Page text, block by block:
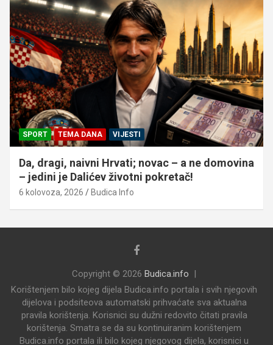
KULTURA VIJESTI
Apševački čuvari tradicije
6 kolovoza, 2026 Budica Info
Copyright © 2026 Budica.info
Korištenjem bilo kojeg dijela Budica.info portala i svih njegovih
dijelova i podsiteova automatski prihvaćate sva aktualna
pravila korištenja. Korisnici su dužni redovito čitati pravila
korištenja. Smatra se da su kontinuiranim korištenjem
Budica.info portala ili bilo kojeg njegovog dijela, korisnici u